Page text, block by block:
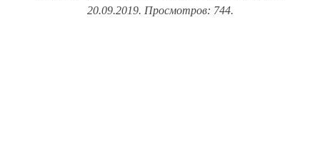
20.09.2019. Просмотров: 744.